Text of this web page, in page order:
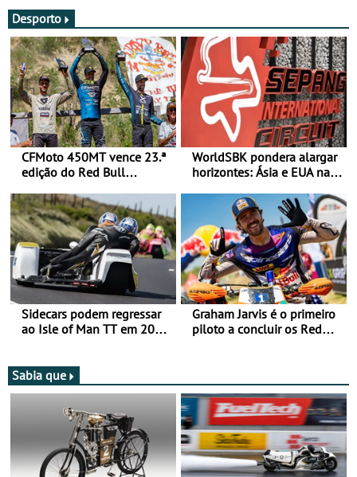
Desporto
CFMoto 450MT vence 23.ª
edição do Red Bull
Categorias Adventure -
Vitória na Ultimate, Core e
Lite
WorldSBK pondera alargar
horizontes: Ásia e EUA na
Sidecars podem regressar
ao Isle of Man TT em 2027
Graham Jarvis é o primeiro
piloto a concluir os Red
Sabia que